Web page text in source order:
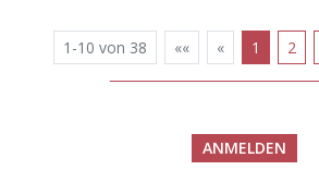
1-10 von 38 «« « 1 2
ANMELDEN